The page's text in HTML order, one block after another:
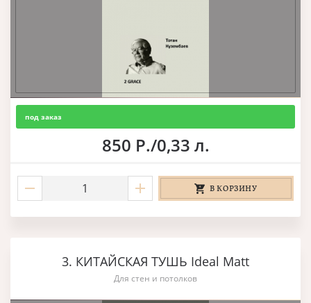
под заказ
850 Р./0,33 л.
В КОРЗИНУ
3. КИТАЙСКАЯ ТУШЬ Ideal Matt
Для стен и потолков